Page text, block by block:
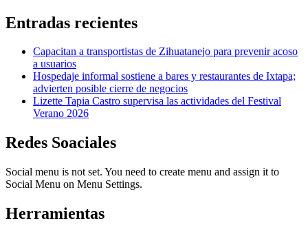
Entradas recientes
Capacitan a transportistas de Zihuatanejo para prevenir acoso
a usuarios
Hospedaje informal sostiene a bares y restaurantes de Ixtapa;
advierten posible cierre de negocios
Lizette Tapia Castro supervisa las actividades del Festival
Verano 2026
Redes Soaciales
Social menu is not set. You need to create menu and assign it to
Social Menu on Menu Settings.
Herramientas